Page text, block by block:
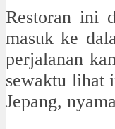
Restoran ini
masuk ke
perjalanan
sewaktu lihat
Jepang,